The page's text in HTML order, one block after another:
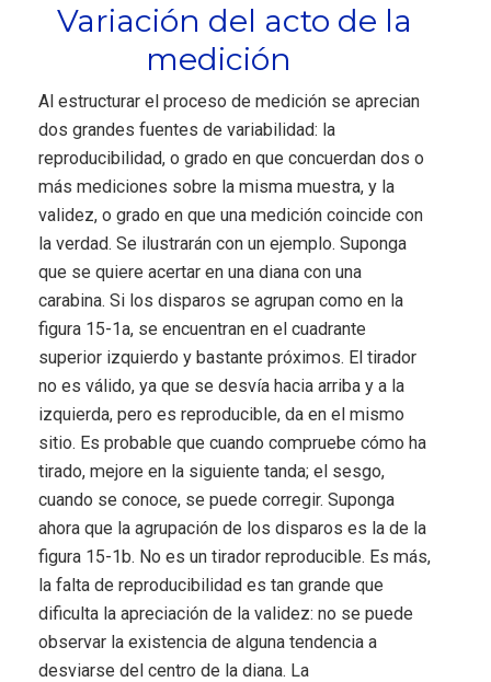
Variación del acto de la
medición
Al estructurar el proceso de medición se aprecian
dos grandes fuentes de variabilidad: la
reproducibilidad, o grado en que concuerdan dos o
más mediciones sobre la misma muestra, y la
validez, o grado en que una medición coincide con
la verdad. Se ilustrarán con un ejemplo. Suponga
que se quiere acertar en una diana con una
carabina. Si los disparos se agrupan como en la
figura 15-1a, se encuentran en el cuadrante
superior izquierdo y bastante próximos. El tirador
no es válido, ya que se desvía hacia arriba y a la
izquierda, pero es reproducible, da en el mismo
sitio. Es probable que cuando compruebe cómo ha
tirado, mejore en la siguiente tanda; el sesgo,
cuando se conoce, se puede corregir. Suponga
ahora que la agrupación de los disparos es la de la
figura 15-1b. No es un tirador reproducible. Es más,
la falta de reproducibilidad es tan grande que
dificulta la apreciación de la validez: no se puede
observar la existencia de alguna tendencia a
desviarse del centro de la diana. La